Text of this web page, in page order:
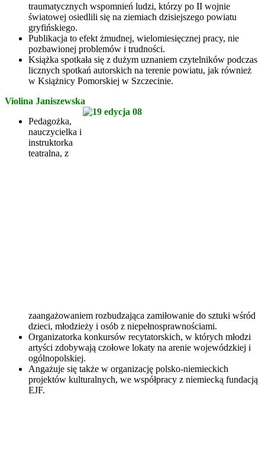
traumatycznych wspomnień ludzi, którzy po II wojnie
światowej osiedlili się na ziemiach dzisiejszego powiatu
gryfińskiego.
Publikacja to efekt żmudnej, wielomiesięcznej pracy, nie
pozbawionej problemów i trudności.
Książka spotkała się z dużym uznaniem czytelników podczas
licznych spotkań autorskich na terenie powiatu, jak również
w Książnicy Pomorskiej w Szczecinie.
Violina Janiszewska
Pedagożka,
nauczycielka i
instruktorka
teatralna, z
zaangażowaniem rozbudzająca zamiłowanie do sztuki wśród
dzieci, młodzieży i osób z niepełnosprawnościami.
Organizatorka konkursów recytatorskich, w których młodzi
artyści zdobywają czołowe lokaty na arenie wojewódzkiej i
ogólnopolskiej.
Angażuje się także w organizację polsko-niemieckich
projektów kulturalnych, we współpracy z niemiecką fundacją
EJF.